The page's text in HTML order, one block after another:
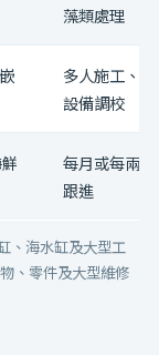
藻類處理
多人施工、
設備調校
每月或每兩
跟進
、海水缸及大型工
、零件及大型維修